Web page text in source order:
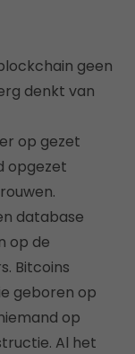
geen
denkt van
op gezet
opgezet
database
op de
Bitcoins
geboren op
op
Al het